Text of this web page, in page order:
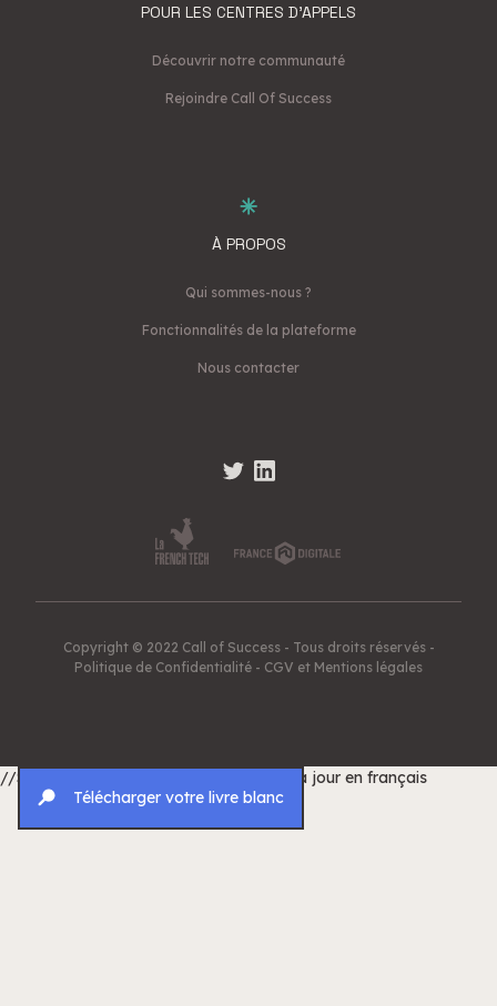
POUR LES CENTRES D'APPELS
Découvrir notre communauté
Rejoindre Call Of Success
À PROPOS
Qui sommes-nous ?
Fonctionnalités de la plateforme
Nous contacter
Copyright © 2022 Call of Success - Tous droits réservés -
Politique de Confidentialité - CGV et Mentions légales
Télécharger votre livre blanc
//Script pour traduire les dates de mise à jour en français